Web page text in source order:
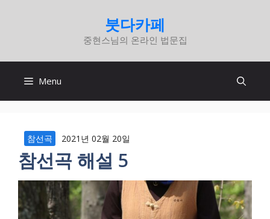
로
붓다카페
중현스님의 온라인 법문집
Menu
참선곡 2021년 02월 20일
참선곡 해설 5